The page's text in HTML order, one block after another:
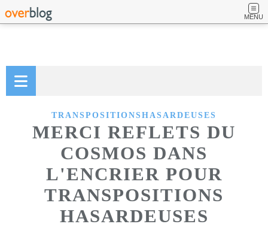
MENU
TRANSPOSITIONSHASARDEUSES
MERCI REFLETS DU
COSMOS DANS
L'ENCRIER POUR
TRANSPOSITIONS
HASARDEUSES